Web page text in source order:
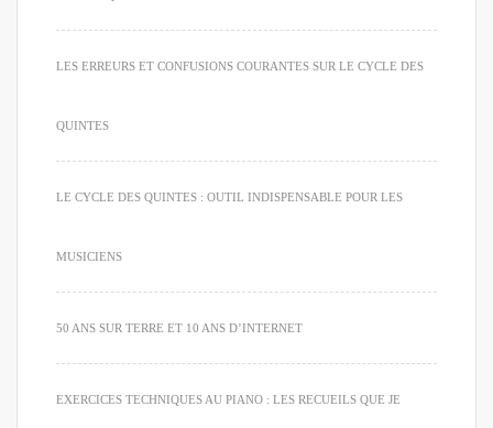
LES ERREURS ET CONFUSIONS COURANTES SUR LE CYCLE DES
QUINTES
LE CYCLE DES QUINTES : OUTIL INDISPENSABLE POUR LES
MUSICIENS
50 ANS SUR TERRE ET 10 ANS D’INTERNET
EXERCICES TECHNIQUES AU PIANO : LES RECUEILS QUE JE